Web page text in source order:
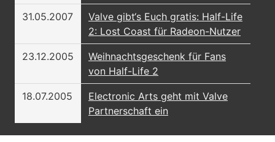
31.05.2007
Valve gibt‘s Euch gratis: Half-Life
2: Lost Coast für Radeon-Nutzer
23.12.2005
Weihnachtsgeschenk für Fans
von Half-Life 2
18.07.2005
Electronic Arts geht mit Valve
Partnerschaft ein